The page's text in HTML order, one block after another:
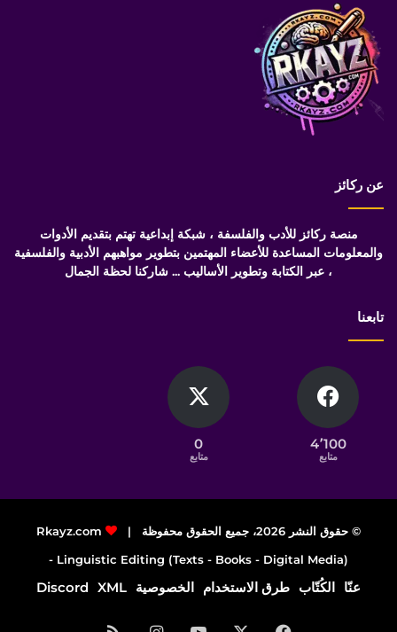
عن ركائز
منصة ركائز للأدب والفلسفة ، شبكة إبداعية تهتم بتقديم الأدوات
والمعلومات المساعدة للأعضاء المهتمين بتطوير مواهبهم الأدبية والفلسفية
، عبر الكتابة وتطوير الأساليب ... شاركنا لحظة الجمال
تابعنا
4٬100
متابع
0
متابع
© حقوق النشر 2026، جميع الحقوق محفوظة |
Rkayz.com
Linguistic Editing (Texts - Books - Digital Media) -
عنّا الكُتّاب طرق الاستخدام الخصوصية XML
Discord